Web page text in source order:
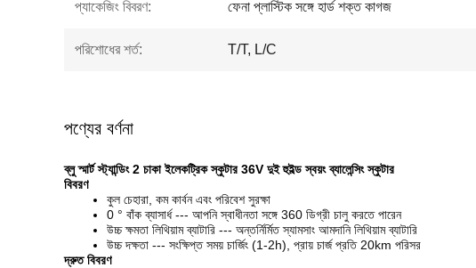
প্যাকেজিং বিবরণ: ফেনা প্লাস্টিক সঙ্গে হার্ড শক্ত কাগজ
পরিশোধের শর্ত: T/T, L/C
পণ্যের বর্ণনা
ব্লু স্মার্ট স্ট্যান্ডিং 2 চাকা ইলেকট্রিক স্কুটার 36V দুই হুইল্ড স্বয়ং ব্যালেন্সিং স্কুটার
বিবরণ
কুল চেহারা, কম কার্বন এবং পরিবেশ সুরক্ষা
0 ° বাঁক ব্যাসার্ধ --- আপনি স্বাধীনতা সঙ্গে 360 ডিগ্রী চালু করতে পারেন
উচ্চ ক্ষমতা লিথিয়াম ব্যাটারি --- অন্তর্নির্মিত স্যামসাং আমদানি লিথিয়াম ব্যাটারি
উচ্চ দক্ষতা --- সংক্ষিপ্ত সময় চার্জিং (1-2h), প্রায় চার্জ প্রতি 20km পরিসর
দ্রুত বিবরণ